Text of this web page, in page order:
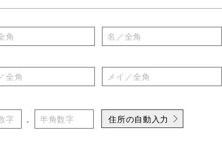
- 住所の自動入力